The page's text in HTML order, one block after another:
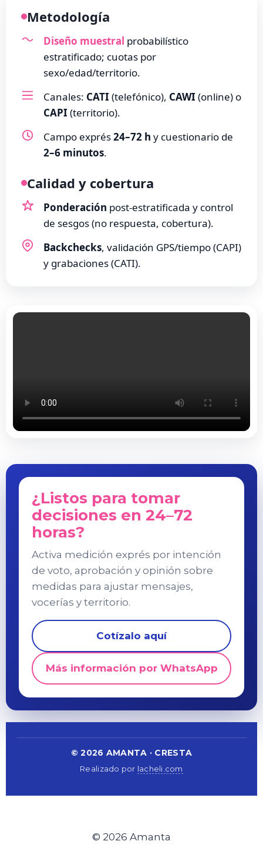
Metodología
Diseño muestral probabilístico
estratificado; cuotas por
sexo/edad/territorio.
Canales: CATI (telefónico), CAWI (online) o
CAPI (territorio).
Campo exprés24–72 h y cuestionario de
2–6 minutos.
Calidad y cobertura
Ponderación post-estratificada y control
de sesgos (no respuesta, cobertura).
Backchecks, validación GPS/tiempo (CAPI)
y grabaciones (CATI).
¿Listos para tomar
decisiones en 24–72
horas?
Activa medición exprés por intención
de voto, aprobación y opinión sobre
medidas para ajustar mensajes,
vocerías y territorio.
Cotízalo aquí
Más información por WhatsApp
©2026 AMANTA · CRESTA
Realizado por lacheli.com
© 2026 Amanta